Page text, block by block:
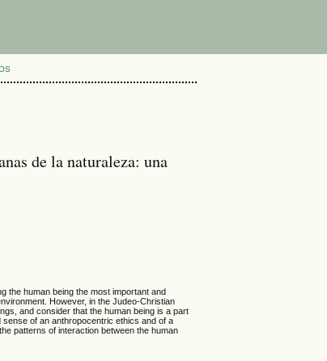
de la naturaleza: una
the human being the most important and
However, in the Judeo-Christian
and consider that the human being is a part
of an anthropocentric ethics and of a
patterns of interaction between the human